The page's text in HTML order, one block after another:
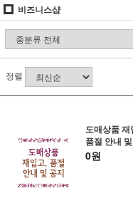
비즈니스샵
정렬
도매상품 재
품절 안내
0원